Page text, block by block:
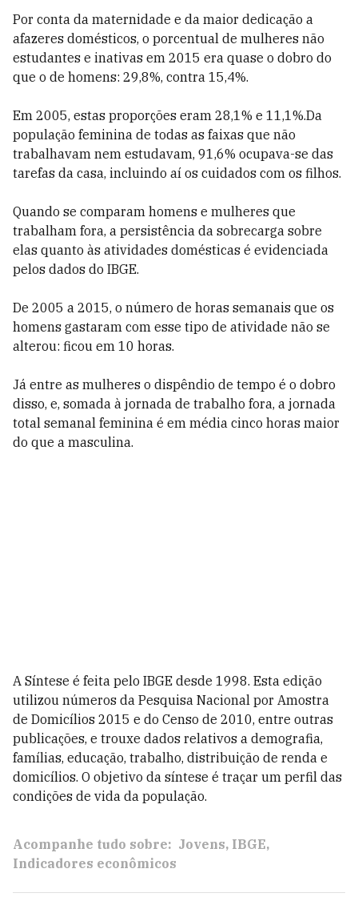
Por conta da maternidade e da maior dedicação a
afazeres domésticos, o porcentual de mulheres não
estudantes e inativas em 2015 era quase o dobro do
que o de homens: 29,8%, contra 15,4%.
Em 2005, estas proporções eram 28,1% e 11,1%.Da
população feminina de todas as faixas que não
trabalhavam nem estudavam, 91,6% ocupava-se das
tarefas da casa, incluindo aí os cuidados com os filhos.
Quando se comparam homens e mulheres que
trabalham fora, a persistência da sobrecarga sobre
elas quanto às atividades domésticas é evidenciada
pelos dados do IBGE.
De 2005 a 2015, o número de horas semanais que os
homens gastaram com esse tipo de atividade não se
alterou: ficou em 10 horas.
Já entre as mulheres o dispêndio de tempo é o dobro
disso, e, somada à jornada de trabalho fora, a jornada
total semanal feminina é em média cinco horas maior
do que a masculina.
A Síntese é feita pelo IBGE desde 1998. Esta edição
utilizou números da Pesquisa Nacional por Amostra
de Domicílios 2015 e do Censo de 2010, entre outras
publicações, e trouxe dados relativos a demografia,
famílias, educação, trabalho, distribuição de renda e
domicílios. O objetivo da síntese é traçar um perfil das
condições de vida da população.
Acompanhe tudo sobre: Jovens IBGE
Indicadores econômicos